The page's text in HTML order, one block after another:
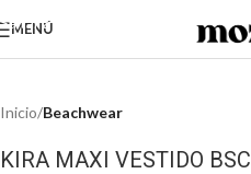
Saltar a la navegación
MENÚ
Inicio Beachwear
KIRA MAXI VESTIDO BSC